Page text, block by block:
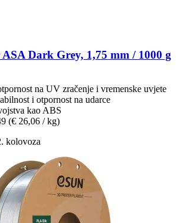
ASA Dark Grey, 1,75 mm / 1000 g
na UV zračenje i vremenske uvjete
i otpornost na udarce
kao ABS
(€ 26,06 / kg)
kolovoza